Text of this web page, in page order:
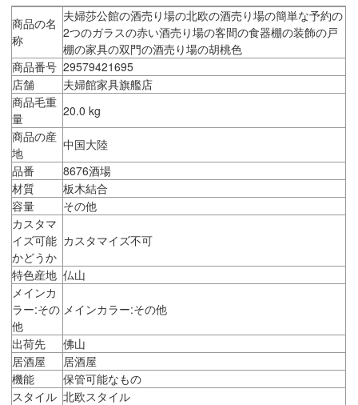
商品の名
称
夫婦莎公館の酒売り場の北欧の酒売り場の簡単な予約の
2つのガラスの赤い酒売り場の客間の食器棚の装飾の戸
棚の家具の双門の酒売り場の胡桃色
商品番号 29579421695
店舗
夫婦館家具旗艦店
商品毛重
量
20.0 kg
商品の産
地
中国大陸
品番
8676酒場
材質
板木結合
容量
その他
カスタマ
イズ可能
かどうか
カスタマイズ不可
特色産地 仏山
メインカ
ラー:その
他
メインカラー:その他
出荷先
佛山
居酒屋
居酒屋
機能
保管可能なもの
スタイル 北欧スタイル